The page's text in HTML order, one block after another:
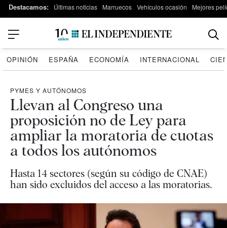
Destacamos: Últimas noticias Marruecos Vehículos ocasión Mejores
OPINIÓN ESPAÑA ECONOMÍA INTERNACIONAL
PYMES Y AUTÓNOMOS
Llevan al Congreso una
proposición no de Ley para
ampliar la moratoria de cuotas
a todos los autónomos
Hasta 14 sectores (según su código de CNAE)
han sido excluidos del acceso a las moratorias.